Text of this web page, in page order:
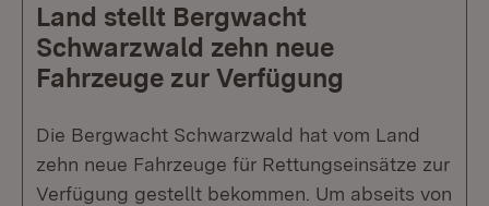
Land stellt Bergwacht
Schwarzwald zehn neue
Fahrzeuge zur Verfügung
Die Bergwacht Schwarzwald hat vom Land
zehn neue Fahrzeuge für Rettungseinsätze zur
Verfügung gestellt bekommen. Um abseits von